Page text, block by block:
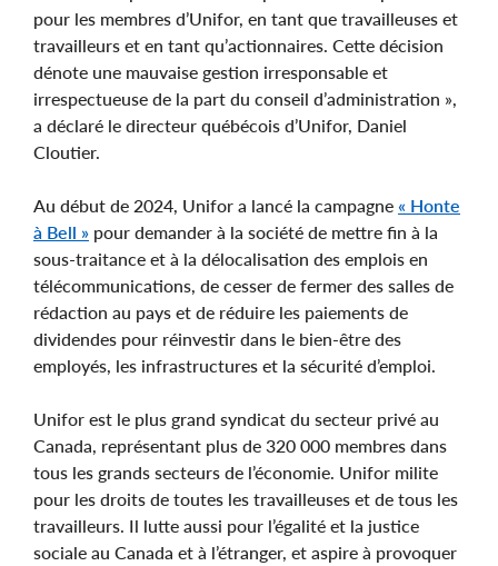
pour les membres d’Unifor, en tant que travailleuses et
travailleurs et en tant qu’actionnaires. Cette décision
dénote une mauvaise gestion irresponsable et
irrespectueuse de la part du conseil d’administration »,
a déclaré le directeur québécois d’Unifor, Daniel
Cloutier.
Au début de 2024, Unifor a lancé la campagne « Honte
à Bell » pour demander à la société de mettre fin à la
sous-traitance et à la délocalisation des emplois en
télécommunications, de cesser de fermer des salles de
rédaction au pays et de réduire les paiements de
dividendes pour réinvestir dans le bien-être des
employés, les infrastructures et la sécurité d’emploi.
Unifor est le plus grand syndicat du secteur privé au
Canada, représentant plus de 320 000 membres dans
tous les grands secteurs de l’économie. Unifor milite
pour les droits de toutes les travailleuses et de tous les
travailleurs. Il lutte aussi pour l’égalité et la justice
sociale au Canada et à l’étranger, et aspire à provoquer